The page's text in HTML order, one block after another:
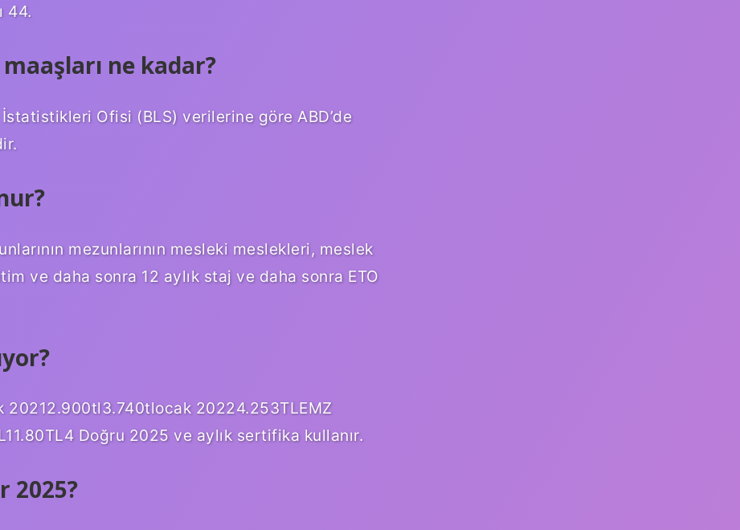
44.
ne kadar?
Ofisi (BLS) verilerine göre ABD’de
mezunlarının mesleki meslekleri, meslek
ve daha sonra 12 aylık staj ve daha sonra ETO
20224.253TLEMZ
Doğru 2025 ve aylık sertifika kullanır.
2025?